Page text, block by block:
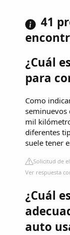
41
¿Cuál
para
Como
seminuevos
mil
diferentes
suele tener
Solicitud de
Ver respuesta
¿Cuál
auto